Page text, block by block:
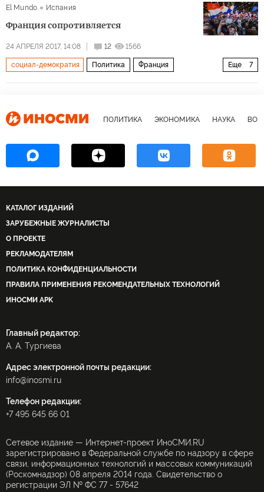
El Mundo Испания
Франция сопротивляется
24 АПРЕЛЯ 2017, 14:08 12 1566
Еще 7
социал-демократия Политика Франция
президентские выборы во Франции голоса
Президентские выборы во Франции 2016-2017
ПОЛИТИКА ЭКОНОМИКА НАУКА
КАТАЛОГ ИЗДАНИЙ
ЗАРУБЕЖНЫЕ ЖУРНАЛИСТЫ
О ПРОЕКТЕ
РЕКЛАМОДАТЕЛЯМ
ПОЛИТИКА КОНФИДЕНЦИАЛЬНОСТИ
ПРАВИЛА ПРИМЕНЕНИЯ РЕКОМЕНДАТЕЛЬНЫХ ТЕХНОЛОГИЙ
ИНОСМИ APK
Главный редактор:
А. А. Тургиева
Адрес электронной почты редакции:
info@inosmi.ru
Телефон редакции:
+7 495 645 66 01
Сетевое издание — Интернет-проект ИноСМИ.RU
зарегистрировано в Федеральной службе по надзору в сфере
связи, информационных технологий и массовых коммуникаций
(Роскомнадзор) 08 апреля 2014 года. Свидетельство о
регистрации ЭЛ № ФС 77 - 57642